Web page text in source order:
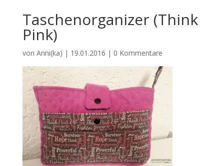
Taschenorganizer (Think
Pink)
von Anni(ka) | 19.01.2016 | 0 Kommentare